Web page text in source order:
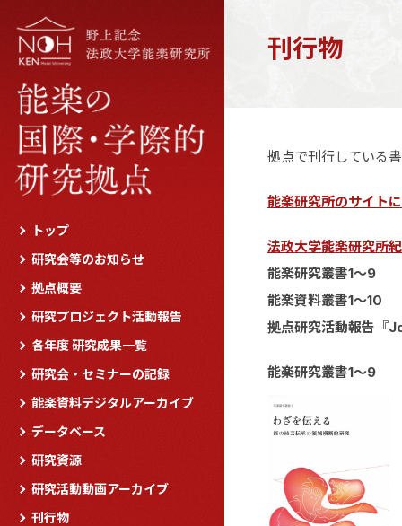
トップ
研究会等のお知らせ
拠点概要
研究プロジェクト活動報告
各年度 研究成果一覧
研究会・セミナーの記録
能楽資料デジタルアーカイブ
データベース
研究資源
研究活動動画アーカイブ
刊行物
刊行物
拠点で刊行している
能楽研究所のサイト
法政大学能楽研究所
能楽研究叢書1～9
能楽資料叢書1～10
拠点研究活動報告『
能楽研究叢書1～9